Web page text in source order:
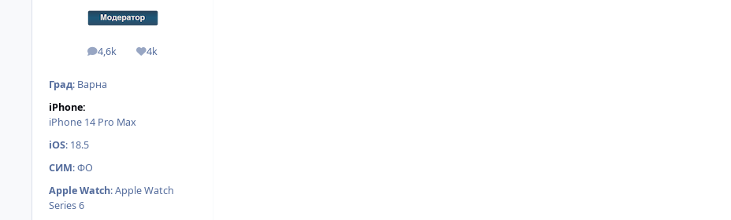
4,6k
мнения 4k
Reputation
Град: Варна
iPhone:
iPhone 14 Pro Max
iOS: 18.5
СИМ:ФО
Apple Watch:Apple Watch
Series 6